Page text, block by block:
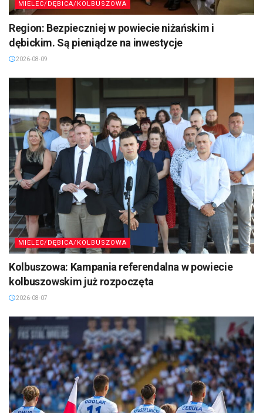
MIELEC/DĘBICA/KOLBUSZOWA
Region: Bezpieczniej w powiecie niżańskim i
dębickim. Są pieniądze na inwestycje
2026-08-09
MIELEC/DĘBICA/KOLBUSZOWA
Kolbuszowa: Kampania referendalna w powiecie
kolbuszowskim już rozpoczęta
2026-08-07